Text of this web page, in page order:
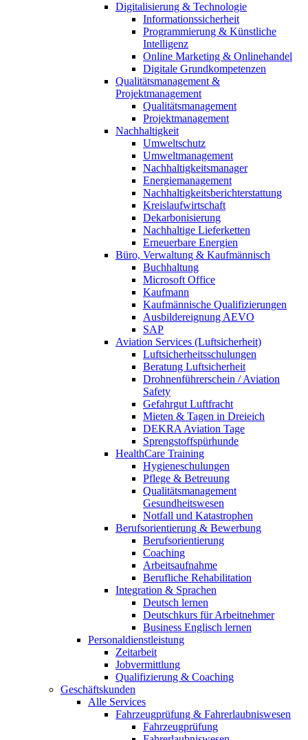
Digitalisierung & Technologie
Informationssicherheit
Programmierung & Künstliche
Intelligenz
Online Marketing & Onlinehandel
Digitale Grundkompetenzen
Qualitätsmanagement &
Projektmanagement
Qualitätsmanagement
Projektmanagement
Nachhaltigkeit
Umweltschutz
Umweltmanagement
Nachhaltigkeitsmanager
Energiemanagement
Nachhaltigkeitsberichterstattung
Kreislaufwirtschaft
Dekarbonisierung
Nachhaltige Lieferketten
Erneuerbare Energien
Büro, Verwaltung & Kaufmännisch
Buchhaltung
Microsoft Office
Kaufmann
Kaufmännische Qualifizierungen
Ausbildereignung AEVO
SAP
Aviation Services (Luftsicherheit)
Luftsicherheitsschulungen
Beratung Luftsicherheit
Drohnenführerschein / Aviation
Safety
Gefahrgut Luftfracht
Mieten & Tagen in Dreieich
DEKRA Aviation Tage
Sprengstoffspürhunde
HealthCare Training
Hygieneschulungen
Pflege & Betreuung
Qualitätsmanagement
Gesundheitswesen
Notfall und Katastrophen
Berufsorientierung & Bewerbung
Berufsorientierung
Coaching
Arbeitsaufnahme
Berufliche Rehabilitation
Integration & Sprachen
Deutsch lernen
Deutschkurs für Arbeitnehmer
Business Englisch lernen
Personaldienstleistung
Zeitarbeit
Jobvermittlung
Qualifizierung & Coaching
Geschäftskunden
Alle Services
Fahrzeugprüfung & Fahrerlaubniswesen
Fahrzeugprüfung